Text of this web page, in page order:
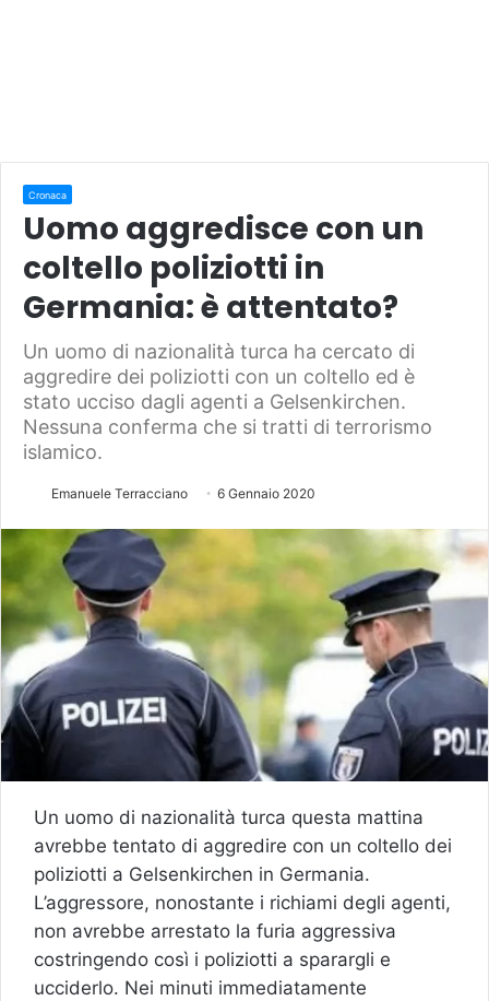
Cronaca
Uomo aggredisce con un
coltello poliziotti in
Germania: è attentato?
Un uomo di nazionalità turca ha cercato di
aggredire dei poliziotti con un coltello ed è
stato ucciso dagli agenti a Gelsenkirchen.
Nessuna conferma che si tratti di terrorismo
islamico.
Emanuele Terracciano 6 Gennaio 2020
Un uomo di nazionalità turca questa mattina
avrebbe tentato di aggredire con un coltello dei
poliziotti a Gelsenkirchen in Germania.
L’aggressore, nonostante i richiami degli agenti,
non avrebbe arrestato la furia aggressiva
costringendo così i poliziotti a sparargli e
ucciderlo. Nei minuti immediatamente